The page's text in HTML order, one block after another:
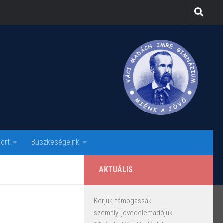
Büszkeségeink
AKTUÁLIS
Kérjük, támogassák
személyi jövedelemadójuk